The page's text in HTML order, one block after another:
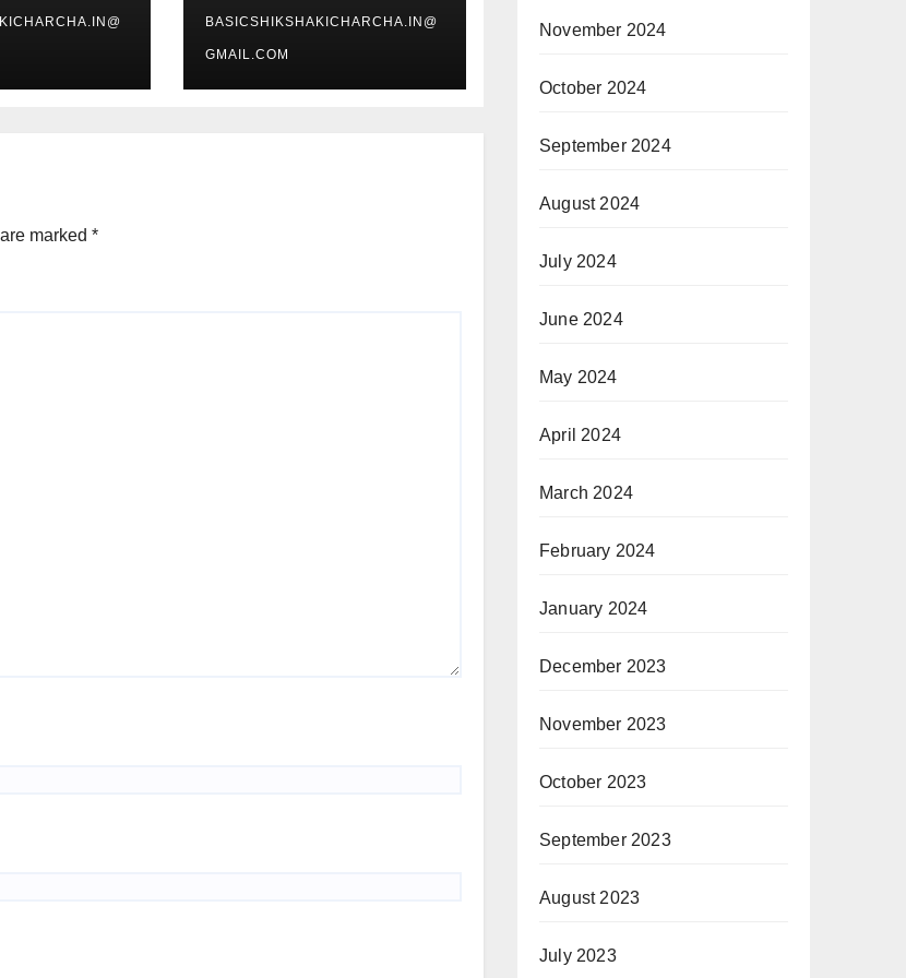
BASICSHIKSHAKICHARCHA.IN@
GMAIL.COM
marked *
November 2024
October 2024
September 2024
August 2024
July 2024
June 2024
May 2024
April 2024
March 2024
February 2024
January 2024
December 2023
November 2023
October 2023
September 2023
August 2023
July 2023